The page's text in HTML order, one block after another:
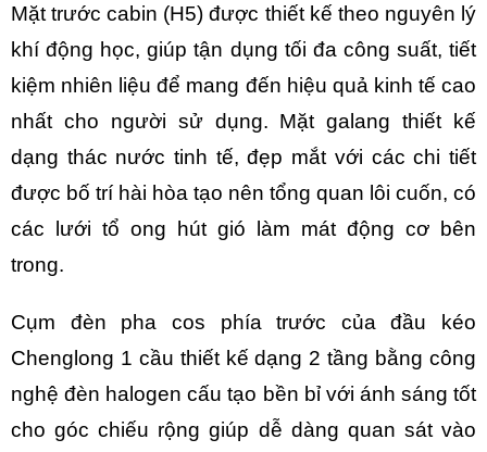
Mặt trước cabin (H5) được thiết kế theo nguyên lý
khí động học, giúp tận dụng tối đa công suất, tiết
kiệm nhiên liệu để mang đến hiệu quả kinh tế cao
nhất cho người sử dụng. Mặt galang thiết kế
dạng thác nước tinh tế, đẹp mắt với các chi tiết
được bố trí hài hòa tạo nên tổng quan lôi cuốn, có
các lưới tổ ong hút gió làm mát động cơ bên
trong.
Cụm đèn pha cos phía trước củađầu kéo
Chenglong 1 cầu thiết kế dạng 2 tầng bằng công
nghệ đèn halogen cấu tạo bền bỉ với ánh sáng tốt
cho góc chiếu rộng giúp dễ dàng quan sát vào